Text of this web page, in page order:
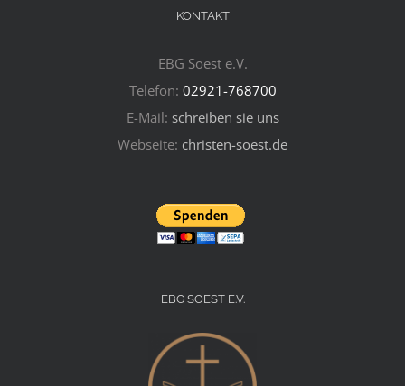
KONTAKT
EBG Soest e.V.
Telefon: 02921-768700
E-Mail: schreiben sie uns
Webseite: christen-soest.de
EBG SOEST E.V.